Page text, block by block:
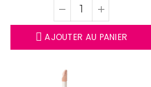
AJOUTER AU PANIER